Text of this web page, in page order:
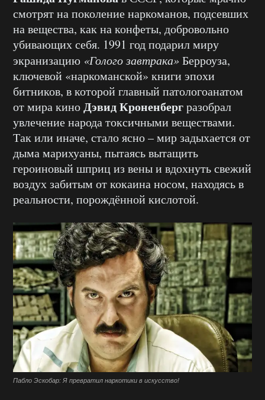
смотрят на поколение наркоманов, подсевших
на вещества, как на конфеты, добровольно
убивающих себя. 1991 год подарил миру
экранизацию «Голого завтрака»Берроуза,
ключевой «наркоманской» книги эпохи
битников, в которой главный патологоанатом
от мира киноДэвид Кроненбергразобрал
увлечение народа токсичными веществами.
Так или иначе, стало ясно – мир задыхается от
дыма марихуаны, пытаясь вытащить
героиновый шприц из вены и вдохнуть свежий
воздух забитым от кокаина носом, находясь в
реальности, порождённой кислотой.
Пабло Эскобар: Я превратил наркотики в искусство!